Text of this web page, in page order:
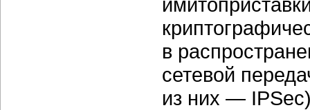
в
сетевой
из них —